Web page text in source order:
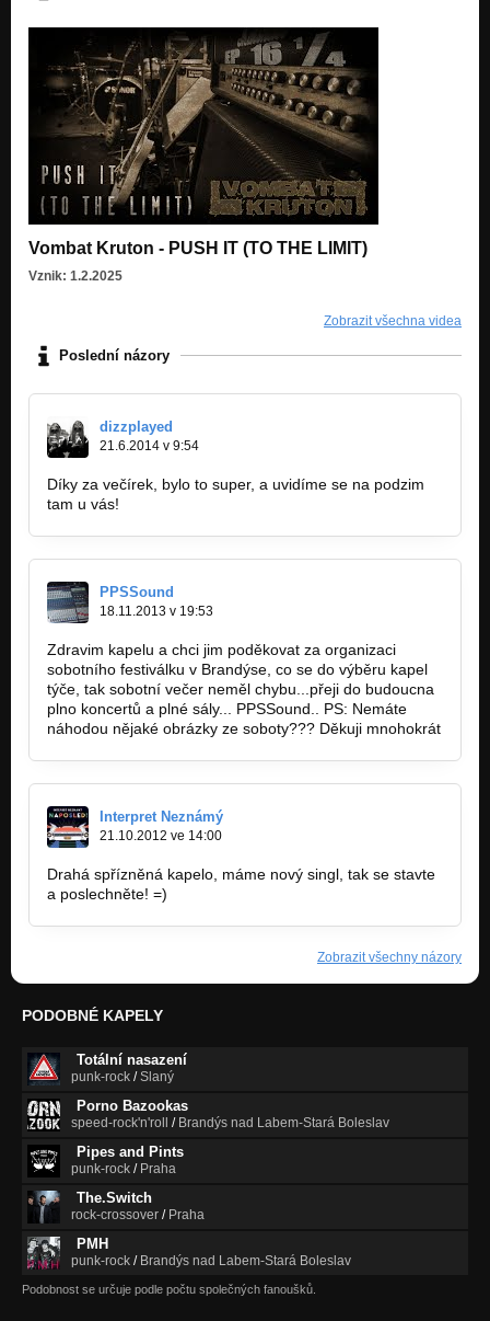
Vombat Kruton - PUSH IT (TO THE LIMIT)
Vznik: 1.2.2025
Zobrazit všechna videa
Poslední názory
dizzplayed
21.6.2014 v 9:54
Díky za večírek, bylo to super, a uvidíme se na podzim
tam u vás!
PPSSound
18.11.2013 v 19:53
Zdravim kapelu a chci jim poděkovat za organizaci
sobotního festiválku v Brandýse, co se do výběru kapel
týče, tak sobotní večer neměl chybu...přeji do budoucna
plno koncertů a plné sály... PPSSound.. PS: Nemáte
náhodou nějaké obrázky ze soboty??? Děkuji mnohokrát
Interpret Neznámý
21.10.2012 ve 14:00
Drahá spřízněná kapelo, máme nový singl, tak se stavte
a poslechněte! =)
Zobrazit všechny názory
PODOBNÉ KAPELY
Totální nasazení
punk-rock /Slaný
Porno Bazookas
speed-rock'n'roll / Brandýs nad Labem-Stará Boleslav
Pipes and Pints
punk-rock / Praha
The.Switch
rock-crossover / Praha
PMH
punk-rock / Brandýs nad Labem-Stará Boleslav
Podobnost se určuje podle počtu společných fanoušků.